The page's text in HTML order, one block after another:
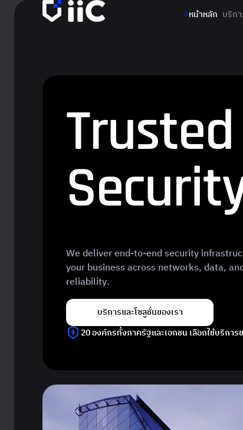
หน้าหลัก บริก
Trusted
Securit
We deliver end-to-end security
your business across networks, data,
reliability.
บริการและโซลูชั่นของเรา
20 องค์กรทั้งภาครัฐและเอกชน เลือกใช้บริการ